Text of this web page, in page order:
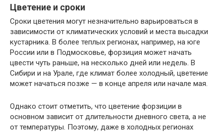
Цветение и сроки
Сроки цветения могут незначительно варьироваться в
зависимости от климатических условий и места высадки
кустарника. В более теплых регионах, например, на юге
России или в Подмосковье, форзиция может начать
цвести чуть раньше, на несколько дней или недель. В
Сибири и на Урале, где климат более холодный, цветение
может начаться позже — в конце апреля или начале мая.
Однако стоит отметить, что цветение форзиции в
основном зависит от длительности дневного света, а не
от температуры. Поэтому, даже в холодных регионах